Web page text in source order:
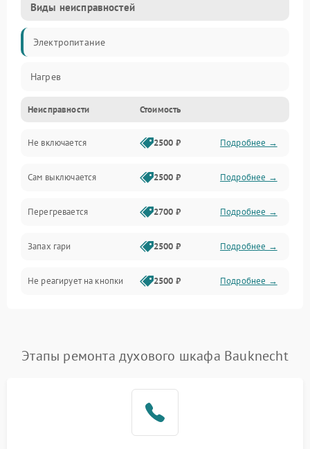
Виды неисправностей
Электропитание
Нагрев
Неисправности Стоимость
Не включается 2500 ₽ Подробнее →
Сам выключается 2500 ₽ Подробнее →
Перегревается 2700 ₽ Подробнее →
Запах гари 2500 ₽ Подробнее →
Не реагирует на кнопки 2500 ₽ Подробнее →
Этапы ремонта духового шкафа Bauknecht